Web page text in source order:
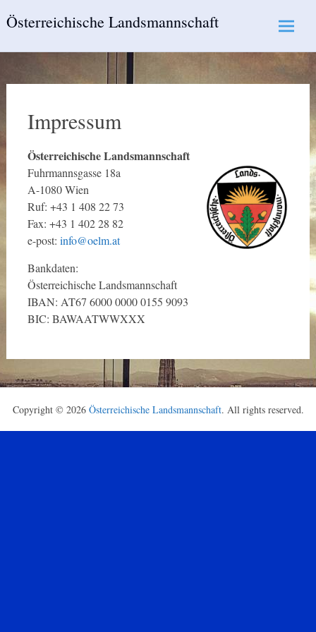
toÖsterreichische Landsmannschaft
Impressum
Österreichische Landsmannschaft
Fuhrmannsgasse 18a
A-1080 Wien
Ruf: +43 1 408 22 73
Fax: +43 1 402 28 82
e-post: info@oelm.at
Bankdaten:
Österreichische Landsmannschaft
IBAN: AT67 6000 0000 0155 9093
BIC: BAWAATWWXXX
Copyright © 2026 Österreichische Landsmannschaft. All rights reserved.